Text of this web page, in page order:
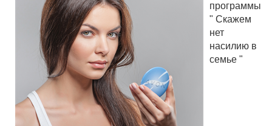
программы
" Скажем
нет
насилию в
семье "